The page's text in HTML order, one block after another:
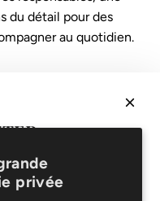
privée
du détail pour des
au quotidien.
et promotions !